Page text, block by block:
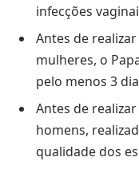
infecções
Antes de
mulheres, o
pelo menos 3
Antes de
homens,
qualidade dos